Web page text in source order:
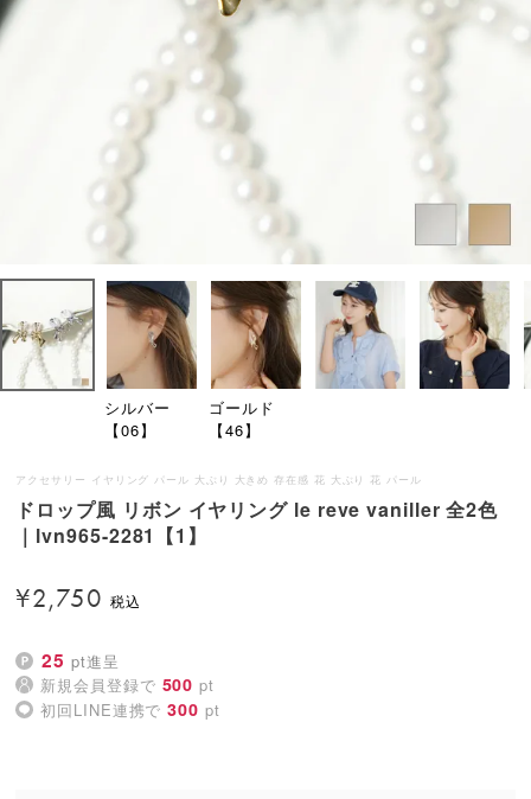
シルバー
【06】
ゴールド
【46】
アクセサリー イヤリング パール 大ぶり 大きめ 存在感 花 大ぶり 花 パール
ドロップ風 リボン イヤリング le reve vaniller 全2色
｜lvn965-2281【1】
¥2,750
25 pt進呈
新規会員登録で 500 pt
初回LINE連携で 300 pt